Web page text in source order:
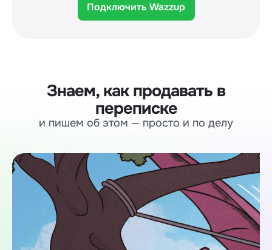
Подключить Wazzup
Знаем, как продавать в
переписке
и пишем об этом — просто и по делу